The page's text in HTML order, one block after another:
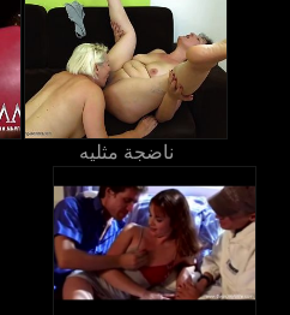
ناضجة مثليه